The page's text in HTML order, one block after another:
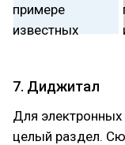
7. Диджитал
Для
целый раздел.